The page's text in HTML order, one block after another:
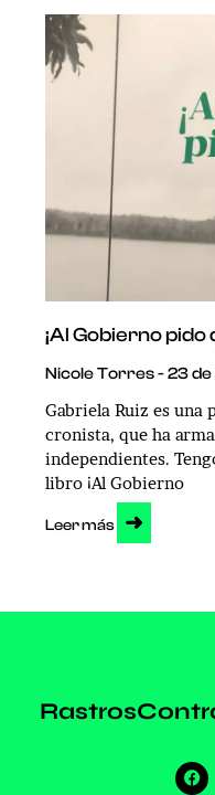
¡Al Gobierno
Nicole Torres 23
Gabriela Ruiz es
cronista, que ha
independientes.
libro ¡Al Gobierno
Leer más ➜
Rastros